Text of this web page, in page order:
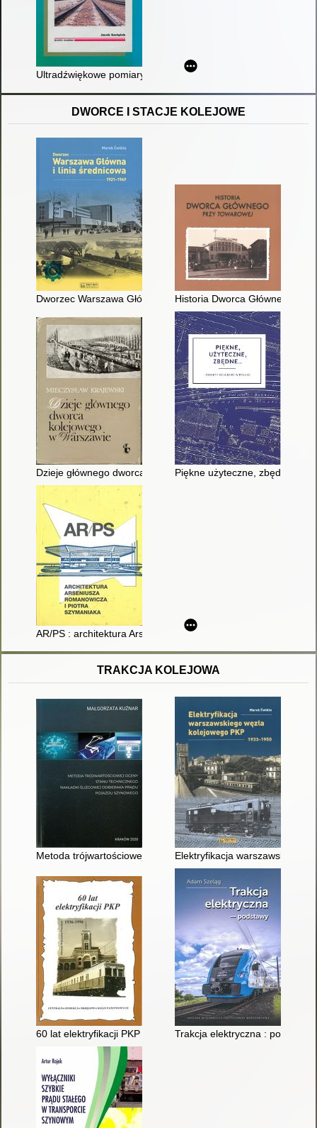
Ultradźwiękowe pomiary naprężeń w szynach kolejowych
DWORCE I STACJE KOLEJOWE
Dworzec Warszawa Główna i linia średnicowa : 1921-1949
Historia Dworca Głównego
Dzieje głównego dworca kolejowego w Warszawie
Piękne użyteczne, zbędne... :
AR/PS : architektura Arseniusza Romanowicza i Piotra
TRAKCJA KOLEJOWA
Metoda trójwartościowej oceny stanu technicznego nakładki
Elektryfikacja warszawskiego
60 lat elektryfikacji PKP : praca zbiorowaTrakcja elektryczna : podstawy